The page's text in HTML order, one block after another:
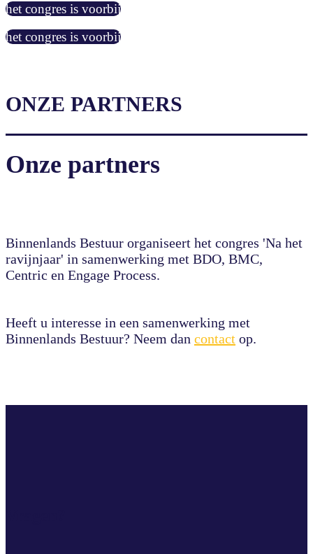
het congres is voorbij
het congres is voorbij
ONZE PARTNERS
Onze partners
Binnenlands Bestuur organiseert het congres 'Na het
ravijnjaar' in samenwerking met BDO, BMC,
Centric en Engage Process.
Heeft u interesse in een samenwerking met
Binnenlands Bestuur? Neem dan contact op.